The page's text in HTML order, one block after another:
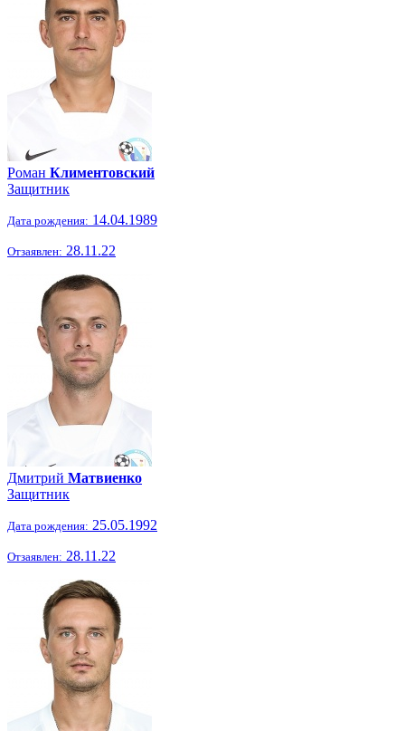
Роман Климентовский
Защитник
Дата рождения: 14.04.1989
Отзаявлен: 28.11.22
Дмитрий Матвиенко
Защитник
Дата рождения: 25.05.1992
Отзаявлен: 28.11.22